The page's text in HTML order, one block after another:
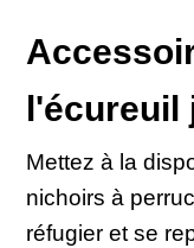
l'écureuil
Mettez à la
nichoirs à
réfugier et se